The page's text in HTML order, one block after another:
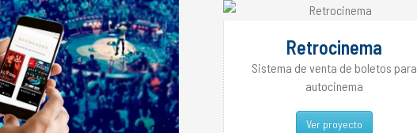
Retrocinema
Sistema de venta de boletos para
autocinema
Ver proyecto